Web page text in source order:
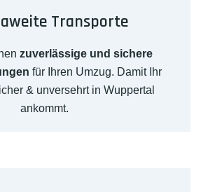
Transporte
zuverlässige und sichere
für Ihren Umzug. Damit Ihr
& unversehrt in Wuppertal
ankommt.